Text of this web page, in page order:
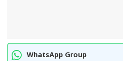
WhatsApp Group